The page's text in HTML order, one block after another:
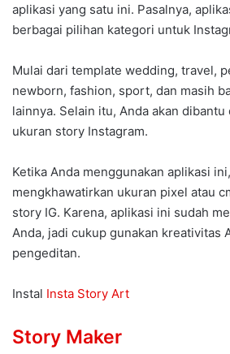
aplikasi yang satu ini. Pasalnya,
berbagai pilihan kategori untuk
Mulai dari template wedding, travel,
newborn, fashion, sport, dan masih
lainnya. Selain itu, Anda akan
ukuran story Instagram.
Ketika Anda menggunakan aplikasi
mengkhawatirkan ukuran pixel atau
story IG. Karena, aplikasi ini sudah
Anda, jadi cukup gunakan kreativitas
pengeditan.
Instal Insta Story Art
Story Maker